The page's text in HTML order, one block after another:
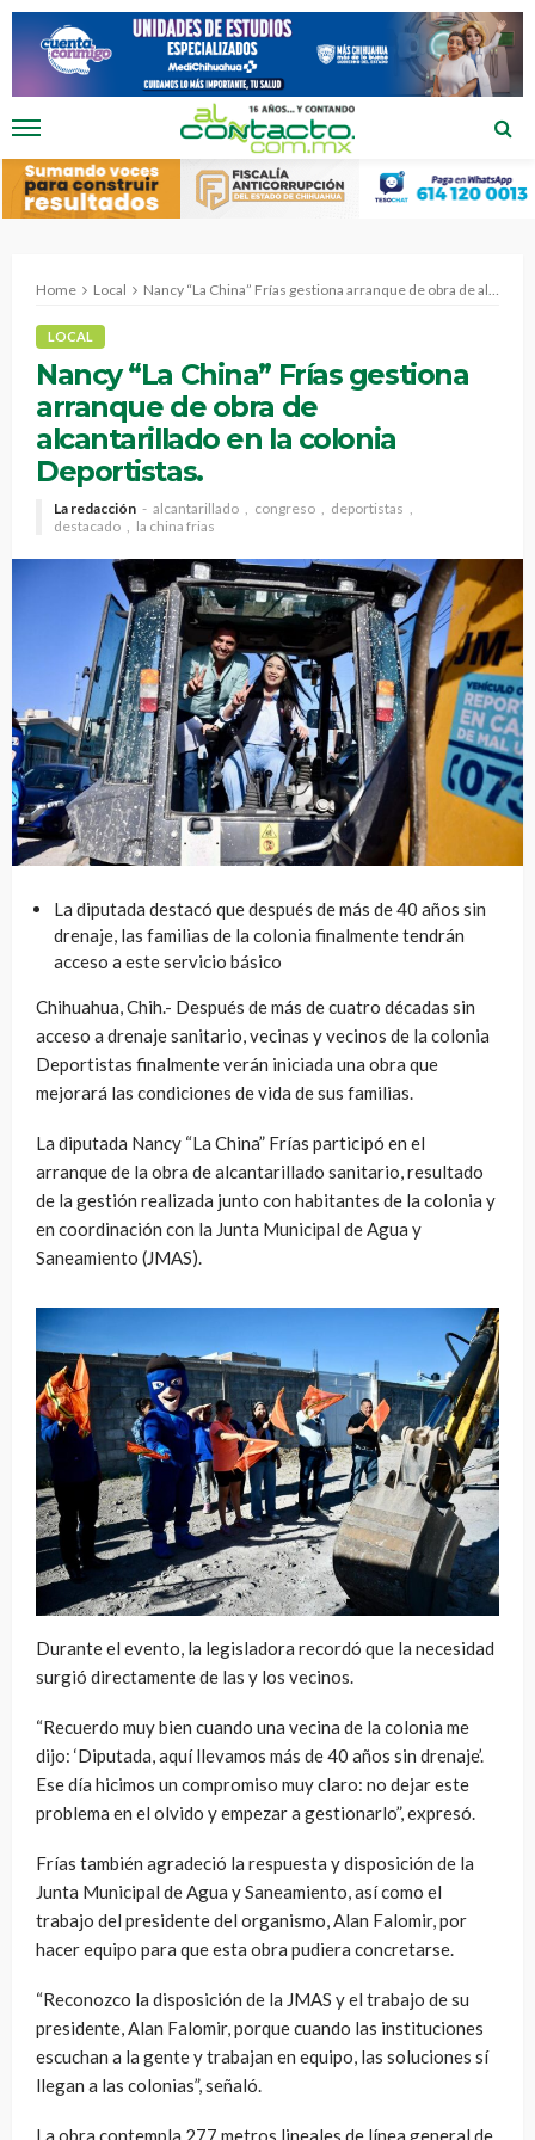
Home Local Nancy “La China” Frías gestiona arranque de obra de alcantarillado en la colonia Deportistas.
LOCAL
Nancy “La China” Frías gestiona
arranque de obra de
alcantarillado en la colonia
Deportistas.
La redacción alcantarillado congreso
deportistas
destacado
la china frias
La diputada destacó que después de más de 40 años sin
drenaje, las familias de la colonia finalmente tendrán
acceso a este servicio básico
Chihuahua, Chih.- Después de más de cuatro décadas sin
acceso a drenaje sanitario, vecinas y vecinos de la colonia
Deportistas finalmente verán iniciada una obra que
mejorará las condiciones de vida de sus familias.
La diputada Nancy “La China” Frías participó en el
arranque de la obra de alcantarillado sanitario, resultado
de la gestión realizada junto con habitantes de la colonia y
en coordinación con la Junta Municipal de Agua y
Saneamiento (JMAS).
Durante el evento, la legisladora recordó que la necesidad
surgió directamente de las y los vecinos.
“Recuerdo muy bien cuando una vecina de la colonia me
dijo: ‘Diputada, aquí llevamos más de 40 años sin drenaje’.
Ese día hicimos un compromiso muy claro: no dejar este
problema en el olvido y empezar a gestionarlo”, expresó.
Frías también agradeció la respuesta y disposición de la
Junta Municipal de Agua y Saneamiento, así como el
trabajo del presidente del organismo, Alan Falomir, por
hacer equipo para que esta obra pudiera concretarse.
“Reconozco la disposición de la JMAS y el trabajo de su
presidente, Alan Falomir, porque cuando las instituciones
escuchan a la gente y trabajan en equipo, las soluciones sí
llegan a las colonias”, señaló.
La obra contempla 277 metros lineales de línea general de